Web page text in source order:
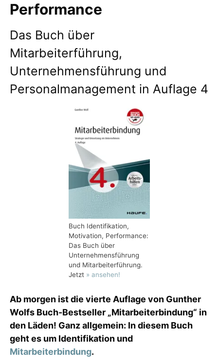
Performance
Das Buch über
Mitarbeiterführung,
Unternehmensführung und
Personalmanagement in Auflage 4
Buch Identifikation,
Motivation, Performance:
Das Buch über
Unternehmensführung
und Mitarbeiterführung.
Jetzt » ansehen!
Ab morgen ist die vierte Auflage von Gunther
Wolfs Buch-Bestseller „Mitarbeiterbindung“ in
den Läden! Ganz allgemein: In diesem Buch
geht es um Identifikation und
Mitarbeiterbindung.